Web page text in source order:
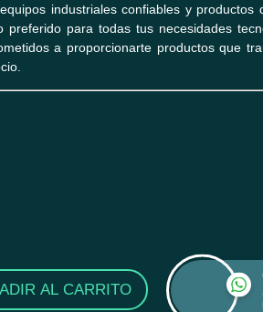
industriales confiables y productos
preferido para todas tus necesidades
a proporcionarte productos que
AL CARRITO